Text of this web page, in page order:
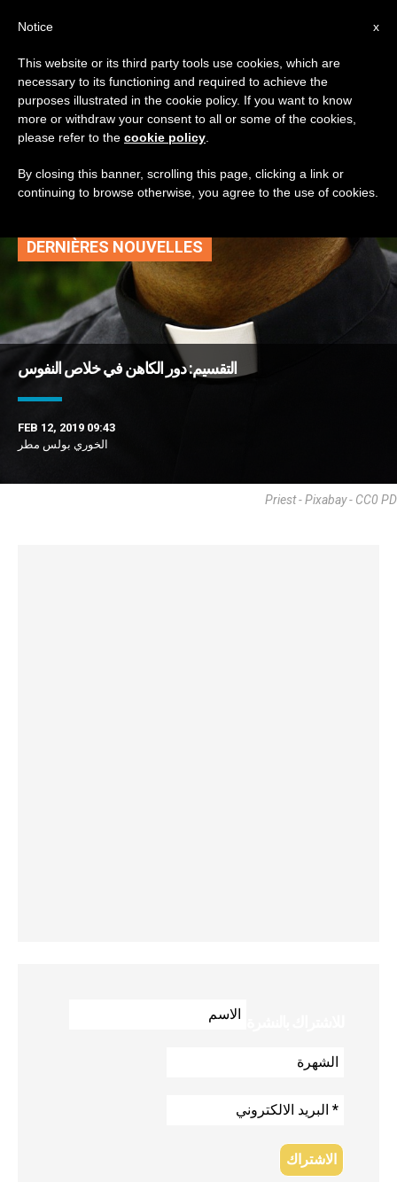
TAG
Posts Tagged
‘المقسم’
DERNIÈRES NOUVELLES
التقسيم: دور الكاهن في خلاص النفوس
FEB 12, 2019 09:43
الخوري بولس مطر
Priest - Pixabay - CC0 PD
x
Notice
This website or its third party tools use cookies, which are
necessary to its functioning and required to achieve the
purposes illustrated in the cookie policy. If you want to know
more or withdraw your consent to all or some of the cookies,
please refer to the cookie policy
By closing this banner, scrolling this page, clicking a link or
continuing to browse otherwise, you agree to the use of cookies.